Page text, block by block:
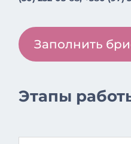
Заполнить
Этапы